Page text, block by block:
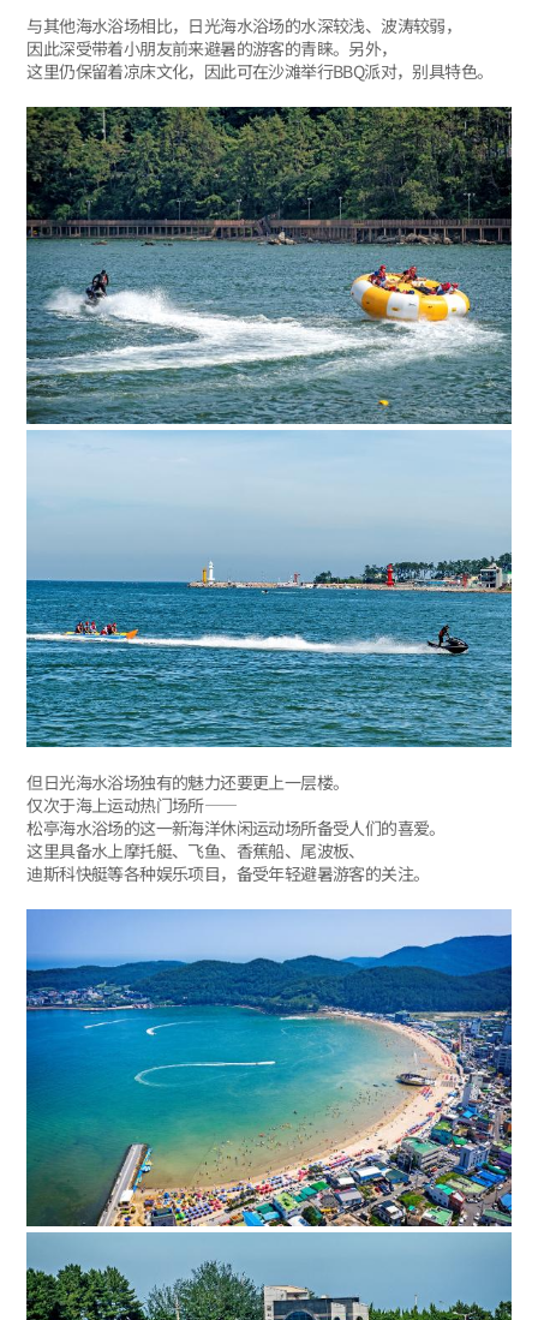
与其他海水浴场相比，日光海水浴场的水深较浅、波涛较弱，
因此深受带着小朋友前来避暑的游客的青睐。另外，
这里仍保留着凉床文化，因此可在沙滩举行BBQ派对，别具特色。
但日光海水浴场独有的魅力还要更上一层楼。
仅次于海上运动热门场所——
松亭海水浴场的这一新海洋休闲运动场所备受人们的喜爱。
这里具备水上摩托艇、飞鱼、香蕉船、尾波板、
迪斯科快艇等各种娱乐项目，备受年轻避暑游客的关注。